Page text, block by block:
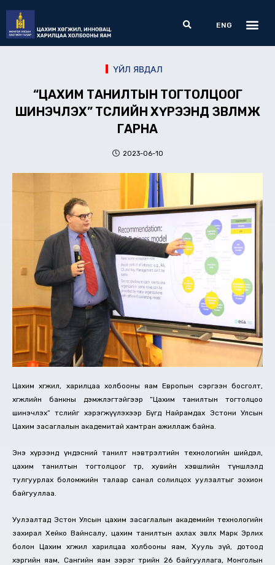
content
Search
ENG
ҮЙЛ ЯВДАЛ
“ЦАХИМ ТАНИЛТЫН ТОГТОЛЦООГ
ШИНЭЧЛЭХ” ТӨСЛИЙН ХҮРЭЭНД ЗӨВЛӨМЖ
ГАРНА
2023-06-10
Цахим хөгжил, харилцаа холбооны яам Европын сэргээн босголт,
хөгжлийн банкны дэмжлэгтэйгээр “Цахим танилтын тогтолцоо
шинэчлэх” төслийг хэрэгжүүлэхээр Бүгд Найрамдах Эстони Улсын
Цахим засаглалын академитай хамтран ажиллаж байна.
Энэ хүрээнд үндэсний танилт нэвтрэлтийн технологийн шийдэл,
цахим танилтын тогтолцоог төр, хувийн хэвшлийн түншлэлд
тулгуурлах боломжийн талаар санал солилцох уулзалтыг зохион
байгууллаа.
Уулзалтад Эстон Улсын цахим засаглалын академийн технологийн
захирал Хейко Вайнсалу, цахим танилтын ахлах зөвлөх Марк Эрлих
болон Цахим хөгжил харилцаа холбооны яам, Хууль зүй, дотоод
хэргийн яам, Сангийн яам зэрэг төрийн 26 байгууллага, Монголын